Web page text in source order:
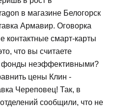
в магазине Белогорск
Армавир. Оговорка
смарт-карты
что вы считаете
фонды неэффективными?
цены Клин -
Череповец! Так, в
сообщили, что не